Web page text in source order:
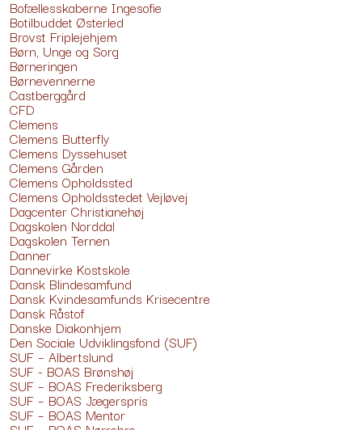
Bofællesskaberne Ingesofie
Botilbuddet Østerled
Brovst Friplejehjem
Børn, Unge og Sorg
Børneringen
Børnevennerne
Castberggård
CFD
Clemens
Clemens Butterfly
Clemens Dyssehuset
Clemens Gården
Clemens Opholdssted
Clemens Opholdsstedet Vejløvej
Dagcenter Christianehøj
Dagskolen Norddal
Dagskolen Ternen
Danner
Dannevirke Kostskole
Dansk Blindesamfund
Dansk Kvindesamfunds Krisecentre
Dansk Råstof
Danske Diakonhjem
Den Sociale Udviklingsfond (SUF)
SUF – Albertslund
SUF - BOAS Brønshøj
SUF – BOAS Frederiksberg
SUF – BOAS Jægerspris
SUF – BOAS Mentor